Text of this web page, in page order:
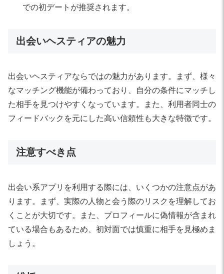
での初デートが推奨されます。
出会いヘスティアの魅力
出会いヘスティアならではの魅力があります。まず、様々
なマッチング機能が備わっており、自分の条件にマッチし
た相手を見つけやすくなっています。また、利用者同士の
フィードバックを元にした高い信頼性も大きな特徴です。
注意すべき点
出会い系アプリを利用する際には、いくつかの注意点があ
ります。まず、実際の人物と会う際のリスクを理解してお
くことが大切です。また、プロフィールに偽情報が含まれ
ている場合もあるため、初対面では慎重に相手を見極めま
しょう。